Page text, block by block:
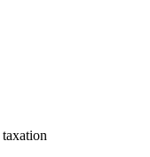
taxation